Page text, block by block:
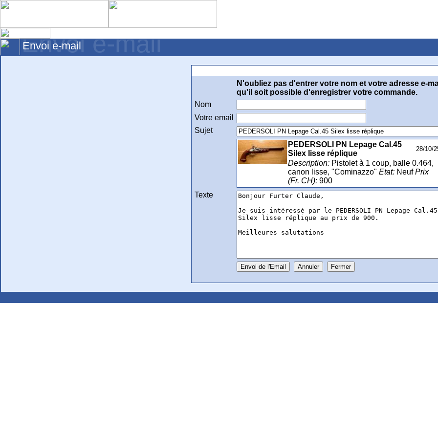
Envoi e-mail
Envoi e-mail
N'oubliez pas d'entrer votre nom et votre adresse e-
qu'il soit possible d'enregistrer votre commande.
Nom
Votre email
Sujet
PEDERSOLI PN Lepage Cal.45
Silex lisse réplique
28/10/
Description: Pistolet à 1 coup, balle 0.464,
canon lisse, "Cominazzo" Etat: NeufPrix
(Fr. CH): 900
Texte